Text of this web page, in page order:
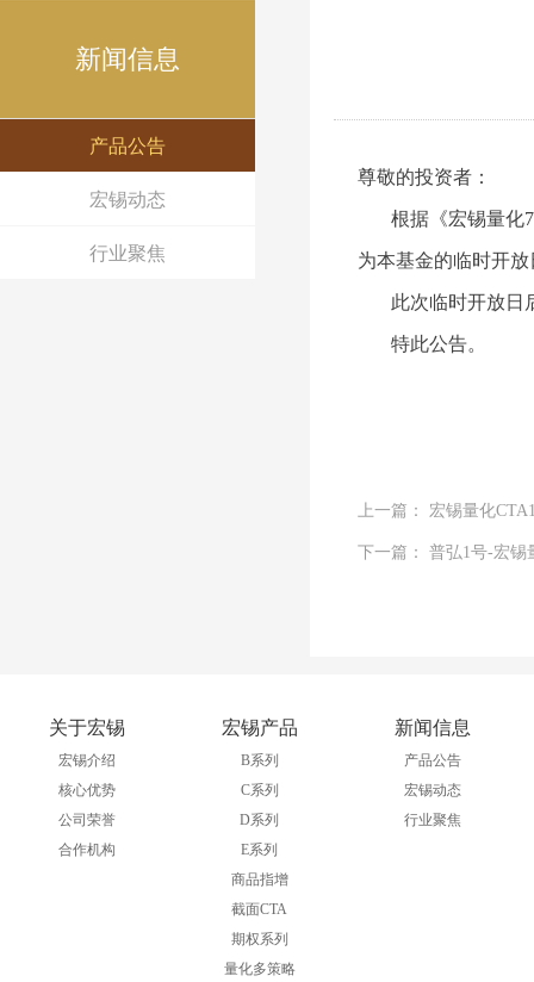
新闻信息
产品公告
宏锡动态
行业聚焦
尊敬的投资者：
根据《宏锡量化
为本基金的临时开
此次临时开放日后
特此公告。
上一篇： 宏锡量化
下一篇： 普弘1号-宏锡
关于宏锡
宏锡介绍
核心优势
公司荣誉
合作机构
宏锡产品
B系列
C系列
D系列
E系列
商品指增
截面CTA
期权系列
量化多策略
新闻信息
产品公告
宏锡动态
行业聚焦